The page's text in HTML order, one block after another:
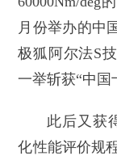
月份举办的中
极狐阿尔法S
一举斩获“中国
此后又获
化性能评价规